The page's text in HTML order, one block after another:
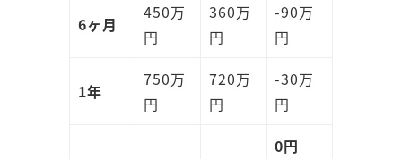
6ヶ月
450万
円
360万
円
-90万
円
1年
750万
円
720万
円
-30万
円
0円